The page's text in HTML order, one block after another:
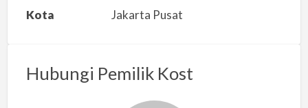
a
s
Kota Jakarta Pusat
Hubungi Pemilik Kost